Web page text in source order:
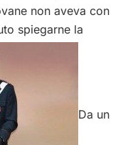
non aveva con
spiegarne la
Da un